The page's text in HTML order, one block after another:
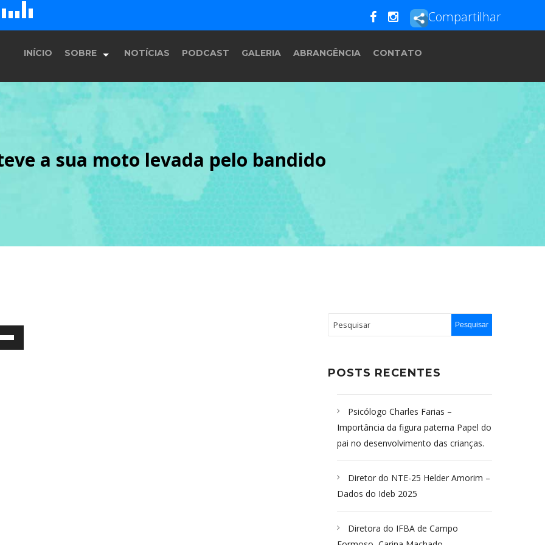
E F Compartilhar
INÍCIO SOBRE
História
Equipe
Programação
NOTÍCIAS PODCAST GALERIA ABRANGÊNCIA CONTATO
a sua moto levada pelo bandido
POSTS RECENTES
Psicólogo Charles Farias –
Importância da figura paterna Papel do
pai no desenvolvimento das crianças.
Diretor do NTE-25 Helder Amorim –
Dados do Ideb 2025
Diretora do IFBA de Campo